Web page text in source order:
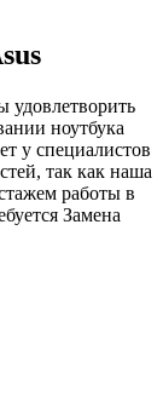
удовлетворить
ноутбука
у специалистов
так как наша
работы в
Замена